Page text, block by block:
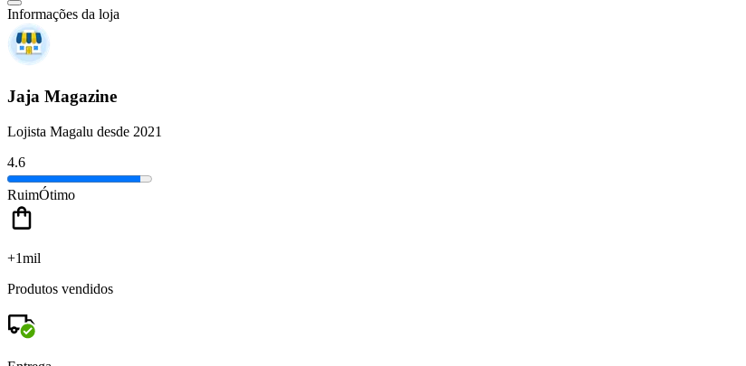
Informações da loja
Jaja Magazine
Lojista Magalu desde 2021
4.6
RuimÓtimo
+1mil
Produtos vendidos